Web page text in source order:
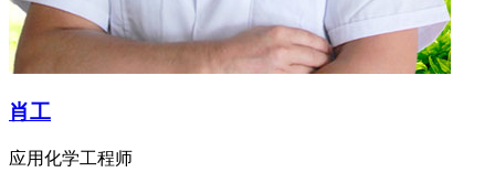
肖工
应用化学工程师